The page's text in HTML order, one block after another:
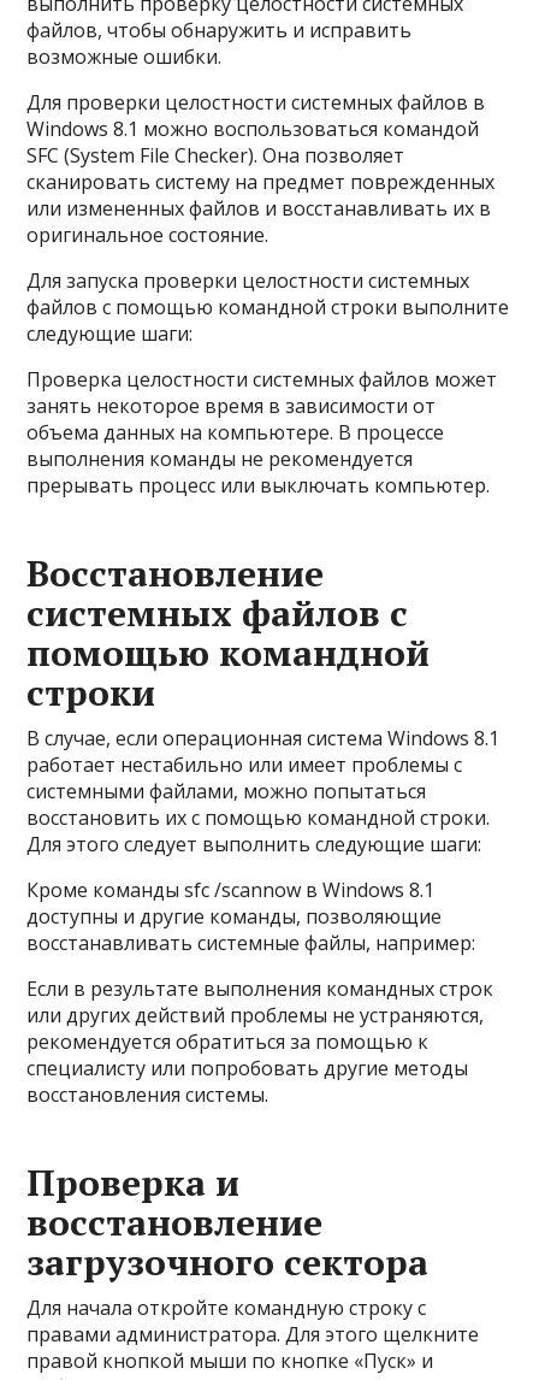
файлов, чтобы обнаружить и исправить
возможные ошибки.
Для проверки целостности системных файлов в
Windows 8.1 можно воспользоваться командой
SFC (System File Checker). Она позволяет
сканировать систему на предмет поврежденных
или измененных файлов и восстанавливать их в
оригинальное состояние.
Для запуска проверки целостности системных
файлов с помощью командной строки выполните
следующие шаги:
Проверка целостности системных файлов может
занять некоторое время в зависимости от
объема данных на компьютере. В процессе
выполнения команды не рекомендуется
прерывать процесс или выключать компьютер.
Восстановление
системных файлов с
помощью командной
строки
В случае, если операционная система Windows 8.1
работает нестабильно или имеет проблемы с
системными файлами, можно попытаться
восстановить их с помощью командной строки.
Для этого следует выполнить следующие шаги:
Кроме команды sfc /scannow в Windows 8.1
доступны и другие команды, позволяющие
восстанавливать системные файлы, например:
Если в результате выполнения командных строк
или других действий проблемы не устраняются,
рекомендуется обратиться за помощью к
специалисту или попробовать другие методы
восстановления системы.
Проверка и
восстановление
загрузочного сектора
Для начала откройте командную строку с
правами администратора. Для этого щелкните
правой кнопкой мыши по кнопке «Пуск» и